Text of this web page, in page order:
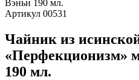
Вэньи 190 мл.
Артикул 00531
Чайник из
«Перфекционизм»
190 мл.